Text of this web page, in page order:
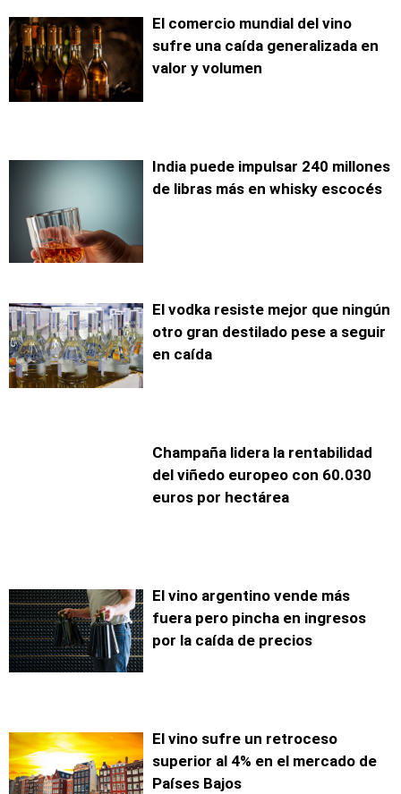
El comercio mundial del vino
sufre una caída generalizada en
valor y volumen
India puede impulsar 240 millones
de libras más en whisky escocés
El vodka resiste mejor que ningún
otro gran destilado pese a seguir
en caída
Champaña lidera la rentabilidad
del viñedo europeo con 60.030
euros por hectárea
El vino argentino vende más
fuera pero pincha en ingresos
por la caída de precios
El vino sufre un retroceso
superior al 4% en el mercado de
Países Bajos